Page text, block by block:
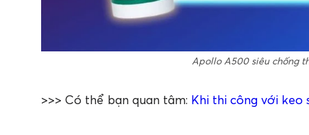
Apollo A500 siêu chống
>>> Có thể bạn quan tâm: Khi thi công với keo